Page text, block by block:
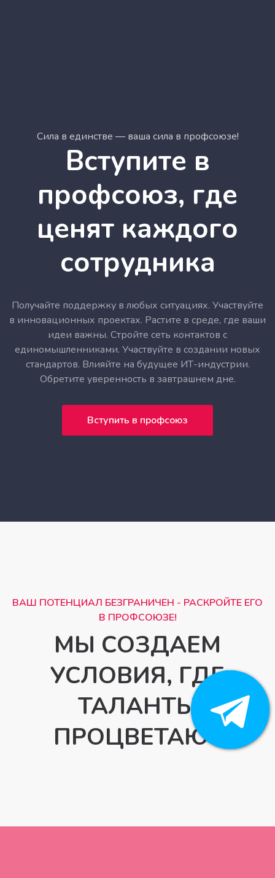
Сила в единстве — ваша сила в профсоюзе!
Вступите в
профсоюз, где
ценят каждого
сотрудника
Получайте поддержку в любых ситуациях. Участвуйте
в инновационных проектах. Растите в среде, где ваши
идеи важны. Стройте сеть контактов с
единомышленниками. Участвуйте в создании новых
стандартов. Влияйте на будущее ИТ-индустрии.
Обретите уверенность в завтрашнем дне.
Вступить в профсоюз
ВАШ ПОТЕНЦИАЛ БЕЗГРАНИЧЕН - РАСКРОЙТЕ ЕГО
В ПРОФСОЮЗЕ!
МЫ СОЗДАЕМ
УСЛОВИЯ, ГДЕ
ТАЛАНТЫ
ПРОЦВЕТАЮТ